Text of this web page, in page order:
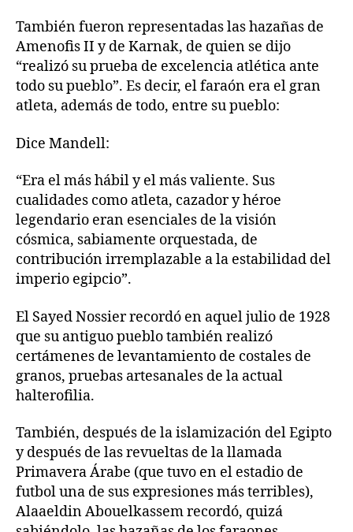
También fueron representadas las hazañas de
Amenofis II y de Karnak, de quien se dijo
“realizó su prueba de excelencia atlética ante
todo su pueblo”. Es decir, el faraón era el gran
atleta, además de todo, entre su pueblo:
Dice Mandell:
“Era el más hábil y el más valiente. Sus
cualidades como atleta, cazador y héroe
legendario eran esenciales de la visión
cósmica, sabiamente orquestada, de
contribución irremplazable a la estabilidad del
imperio egipcio”.
El Sayed Nossier recordó en aquel julio de 1928
que su antiguo pueblo también realizó
certámenes de levantamiento de costales de
granos, pruebas artesanales de la actual
halterofilia.
También, después de la islamización del Egipto
y después de las revueltas de la llamada
Primavera Árabe (que tuvo en el estadio de
futbol una de sus expresiones más terribles),
Alaaeldin Abouelkassem recordó, quizá